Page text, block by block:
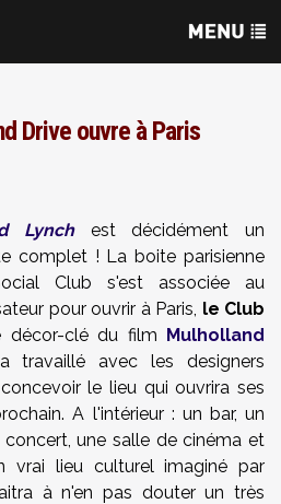
Drive ouvre à Paris
Lynchest décidément un
complet ! La boite parisienne
Club s'est associée au
pour ouvrir à Paris, le Club
décor-clé du film Mulholland
travaillé avec les designers
le lieu qui ouvrira ses
A l'intérieur : un bar, un
une salle de cinéma et
vrai lieu culturel imaginé par
à n'en pas douter un très